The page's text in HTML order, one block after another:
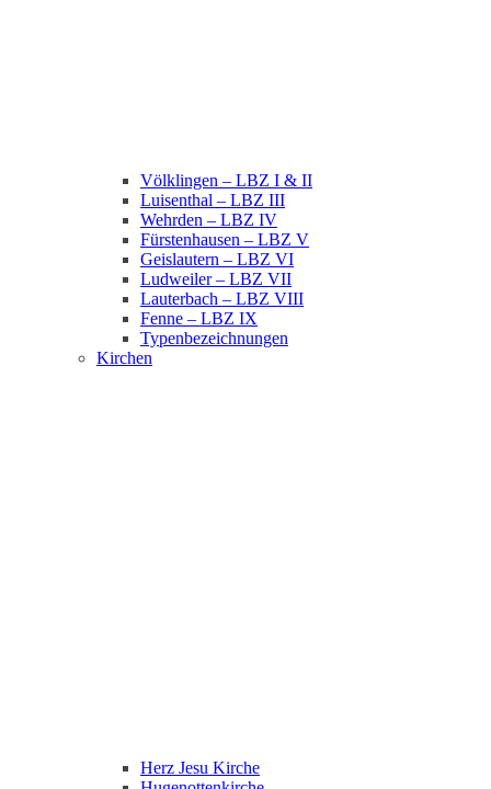
Völklingen – LBZ I & II
Luisenthal – LBZ III
Wehrden – LBZ IV
Fürstenhausen – LBZ V
Geislautern – LBZ VI
Ludweiler – LBZ VII
Lauterbach – LBZ VIII
Fenne – LBZ IX
Typenbezeichnungen
Kirchen
Herz Jesu Kirche